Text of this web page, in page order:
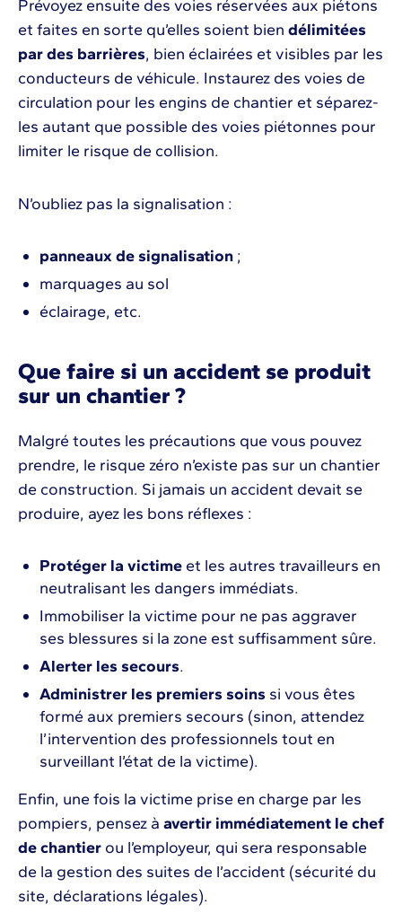
Prévoyez ensuite des voies réservées aux piétons
et faites en sorte qu’elles soient bien délimitées
par des barrières, bien éclairées et visibles par les
conducteurs de véhicule. Instaurez des voies de
circulation pour les engins de chantier et séparez-
les autant que possible des voies piétonnes pour
limiter le risque de collision.
N’oubliez pas la signalisation :
panneaux de signalisation ;
marquages au sol
éclairage, etc.
Que faire si un accident se produit
sur un chantier ?
Malgré toutes les précautions que vous pouvez
prendre, le risque zéro n’existe pas sur un chantier
de construction. Si jamais un accident devait se
produire, ayez les bons réflexes :
Protéger la victime et les autres travailleurs en
neutralisant les dangers immédiats.
Immobiliser la victime pour ne pas aggraver
ses blessures si la zone est suffisamment sûre.
Alerter les secours.
Administrer les premiers soins si vous êtes
formé aux premiers secours (sinon, attendez
l’intervention des professionnels tout en
surveillant l’état de la victime).
Enfin, une fois la victime prise en charge par les
pompiers, pensez à avertir immédiatement le chef
de chantier ou l’employeur, qui sera responsable
de la gestion des suites de l’accident (sécurité du
site, déclarations légales).